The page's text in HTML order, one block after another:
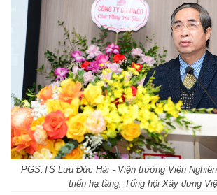
PGS.TS Lưu Đức Hải - Viện trưởng Viện
triển hạ tầng, Tổng hội Xây dựng